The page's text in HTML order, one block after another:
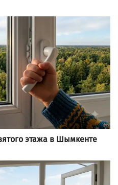
этажа в Шымкенте